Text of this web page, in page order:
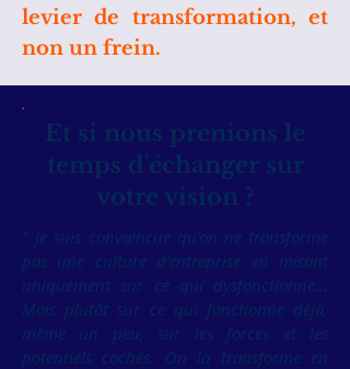
levier de transformation, et
non un frein.
Et si nous prenions le
temps d'échanger sur
votre vision ?
" Je suis convaincue qu’on ne transforme
pas une culture d’entreprise en misant
uniquement sur ce qui dysfonctionne...
Mais plutôt sur ce qui fonctionne déjà,
même un peu, sur les forces et les
potentiels cachés. On la transforme en